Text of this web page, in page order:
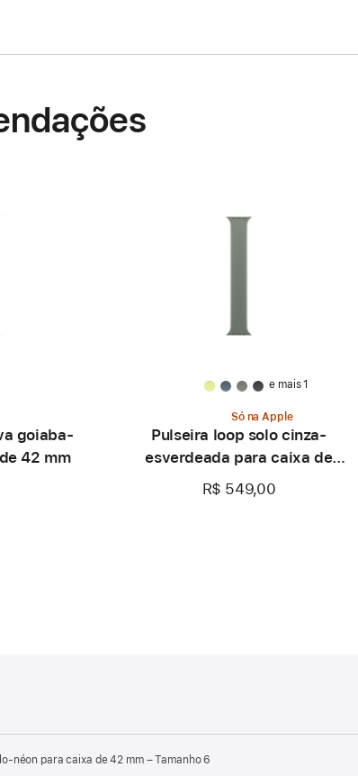
goiaba-
42 mm
e mais 1
Só na Apple
Pulseira loop solo cinza-
esverdeada para caixa de
42 mm – Tamanho 0
R$ 549,00
néon para caixa de 42 mm – Tamanho 6